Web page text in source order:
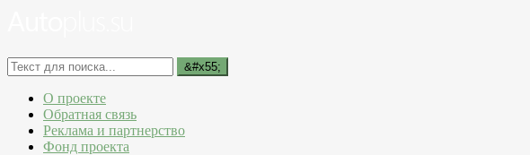
О проекте
Обратная связь
Реклама и партнерство
Фонд проекта